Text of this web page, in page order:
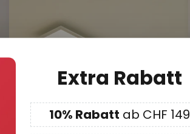
Extra Rabatt
10% Rabatt ab CHF 149